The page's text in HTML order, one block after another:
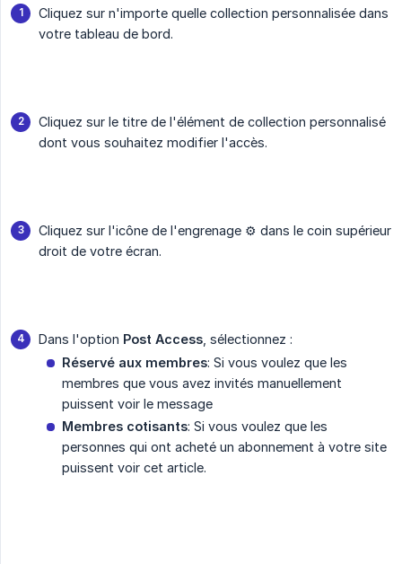
Cliquez sur n'importe quelle collection personnalisée dans
votre tableau de bord.
Cliquez sur le titre de l'élément de collection personnalisé
dont vous souhaitez modifier l'accès.
Cliquez sur l'icône de l'engrenage ⚙️ dans le coin supérieur
droit de votre écran.
Dans l'option Post Access , sélectionnez :
Réservé aux membres: Si vous voulez que les
membres que vous avez invités manuellement
puissent voir le message
Membres cotisants: Si vous voulez que les
personnes qui ont acheté un abonnement à votre site
puissent voir cet article.